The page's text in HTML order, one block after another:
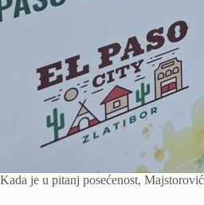
Kada je u pitanj posećenost,